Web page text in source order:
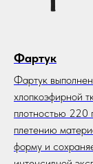
Фартук
Фартук
хлопкоэфирной
плотностью 220
плетению
форму и